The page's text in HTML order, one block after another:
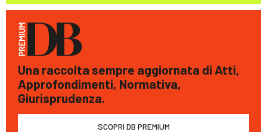
Una raccolta sempre aggiornata di Atti,
Approfondimenti, Normativa,
Giurisprudenza.
SCOPRI DB PREMIUM